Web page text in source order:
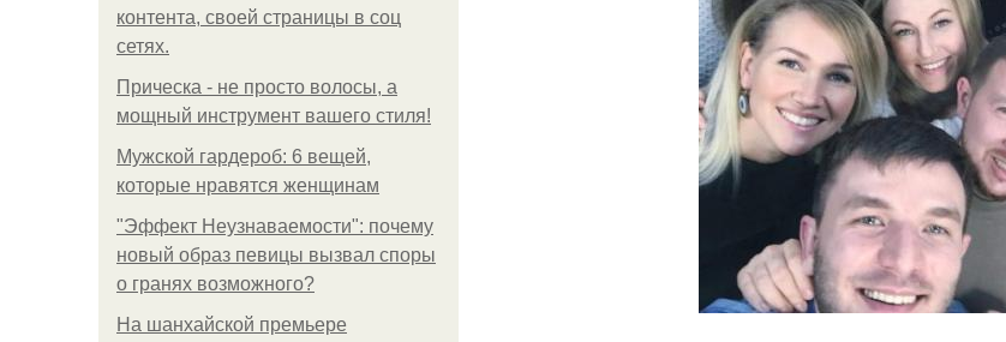
контента, своей страницы в соц
сетях.
Прическа - не просто волосы, а
мощный инструмент вашего стиля!
Мужской гардероб: 6 вещей,
которые нравятся женщинам
"Эффект Неузнаваемости": почему
новый образ певицы вызвал споры
о гранях возможного?
На шанхайской премьере